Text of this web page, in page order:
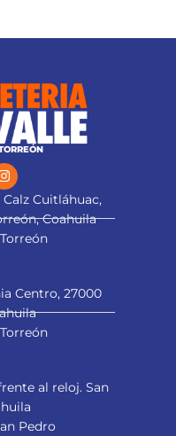
Calz Cuitláhuac,
Coahuila
Centro, 27000
al reloj. San
Pedro